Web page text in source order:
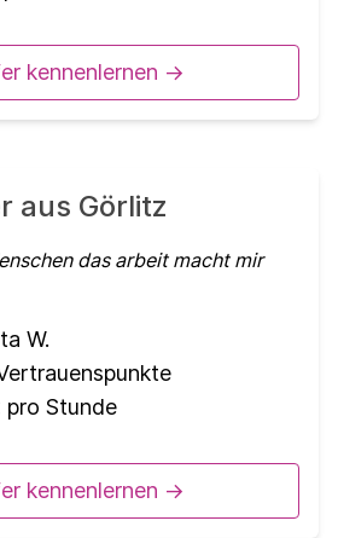
kennenlernen ->
aus Görlitz
das arbeit macht mir
W.
pro Stunde
kennenlernen ->